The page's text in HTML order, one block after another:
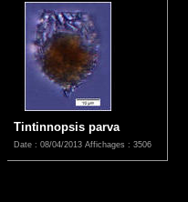
Tintinnopsis parva
Date : 08/04/2013 Affichages : 3506